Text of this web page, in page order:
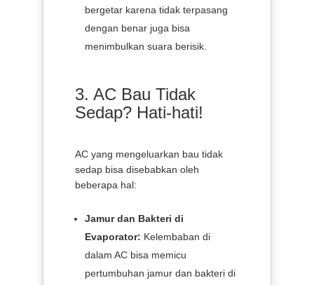
bergetar karena tidak terpasang
dengan benar juga bisa
menimbulkan suara berisik.
3. AC Bau Tidak
Sedap? Hati-hati!
AC yang mengeluarkan bau tidak
sedap bisa disebabkan oleh
beberapa hal:
Jamur dan Bakteri di
Evaporator: Kelembaban di
dalam AC bisa memicu
pertumbuhan jamur dan bakteri di